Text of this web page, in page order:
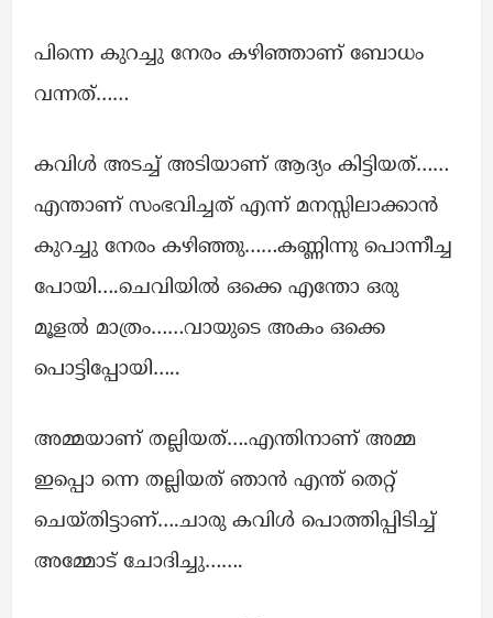
പിന്നെ കുറച്ചു നേരം കഴിഞ്ഞാണ് ബോധം
വന്നത്……
കവിൾ അടച്ച് അടിയാണ് ആദ്യം കിട്ടിയത്……
എന്താണ് സംഭവിച്ചത് എന്ന് മനസ്സിലാക്കാൻ
കുറച്ചു നേരം കഴിഞ്ഞു……കണ്ണിന്നു പൊന്നീച്ച
പോയി….ചെവിയിൽ ഒക്കെ എന്തോ ഒരു
മൂളൽ മാത്രം……വായുടെ അകം ഒക്കെ
പൊട്ടിപ്പോയി…..
അമ്മയാണ് തല്ലിയത്….എന്തിനാണ് അമ്മ
ഇപ്പൊ ന്നെ തല്ലിയത് ഞാൻ എന്ത് തെറ്റ്
ചെയ്തിട്ടാണ്….ചാരു കവിൾ പൊത്തിപ്പിടിച്ച്
അമ്മോട് ചോദിച്ചു…….